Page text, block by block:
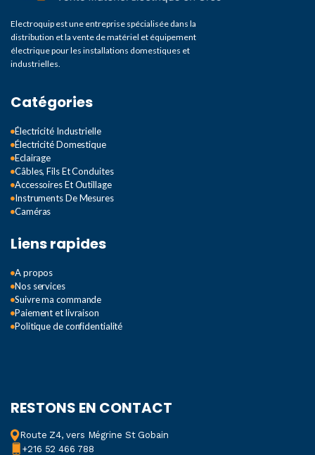
Electroquip est une entreprise spécialisée dans la
distribution et la vente de matériel et équipement
électrique pour les installations domestiques et
industrielles.
Catégories
Électricité Industrielle
Électricité Domestique
Eclairage
Câbles, Fils Et Conduites
Accessoires Et Outillage
Instruments De Mesures
Caméras
Liens rapides
A propos
Nos services
Suivre ma commande
Paiement et livraison
Politique de confidentialité
RESTONS EN CONTACT
Route Z4, vers Mégrine St Gobain
+216 52 466 788